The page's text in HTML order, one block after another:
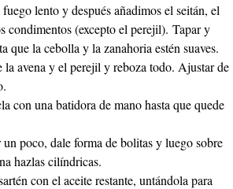
lento y después añadimos el seitán, el
condimentos (excepto el perejil). Tapar y
que la cebolla y la zanahoria estén suaves.
la avena y el perejil y reboza todo. Ajustar de
con una batidora de mano hasta que quede
poco, dale forma de bolitas y luego sobre
hazlas cilíndricas.
con el aceite restante, untándola para